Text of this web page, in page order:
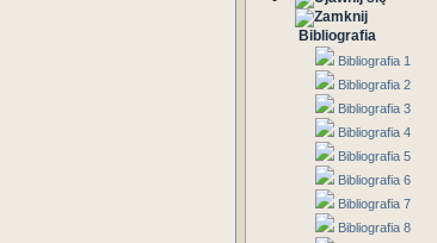
Bibliografia
Bibliografia 1
Bibliografia 2
Bibliografia 3
Bibliografia 4
Bibliografia 5
Bibliografia 6
Bibliografia 7
Bibliografia 8